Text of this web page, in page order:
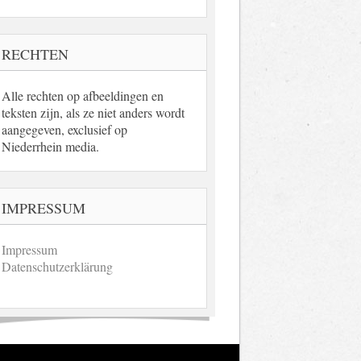
RECHTEN
Alle rechten op afbeeldingen en
teksten zijn, als ze niet anders wordt
aangegeven, exclusief op
Niederrhein media.
IMPRESSUM
Impressum
Datenschutzerklärung